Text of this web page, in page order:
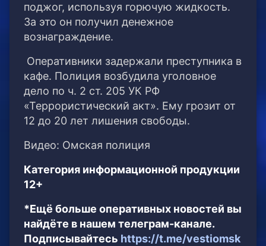
поджог, используя горючую жидкость.
За это он получил денежное
вознаграждение.
Оперативники задержали преступника в
кафе. Полиция возбудила уголовное
дело по ч. 2 ст. 205 УК РФ
«Террористический акт». Ему грозит от
12 до 20 лет лишения свободы.
В️идео: Омская полиция
Категория информационной продукции
12+
*Ещё больше оперативных новостей вы
найдёте в нашем телеграм-канале.
Подписывайтесь https://t.me/vestiomsk